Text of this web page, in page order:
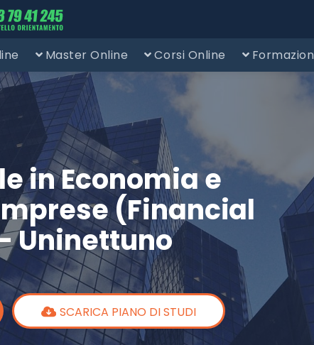
Master Online Corsi Online
in Economia e
(Financial
Uninettuno
SCARICA PIANO DI STUDI